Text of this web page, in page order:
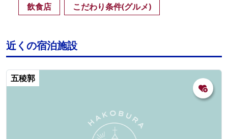
飲食店
こだわり条件(グルメ)
近くの宿泊施設
五稜郭